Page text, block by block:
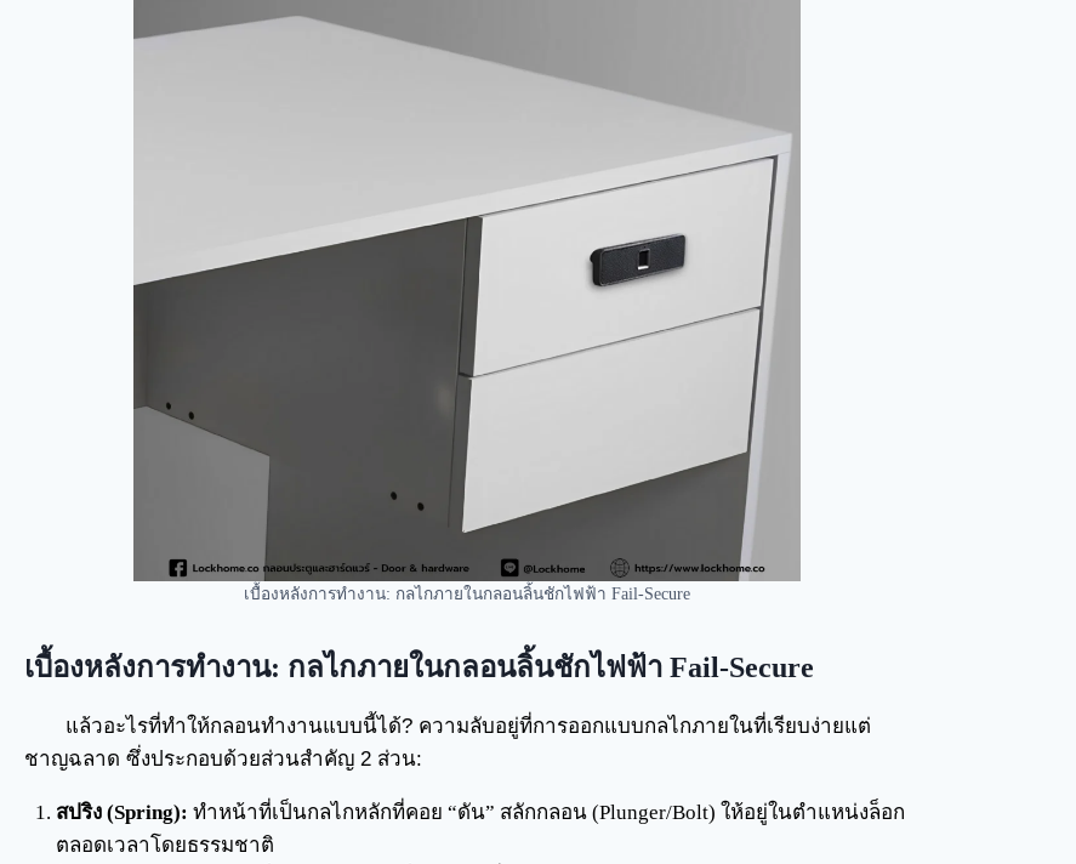
เบื้องหลังการทำงาน: กลไกภายในกลอนลิ้นชักไฟฟ้า Fail-Secure
เบื้องหลังการทำงาน: กลไกภายในกลอนลิ้นชักไฟฟ้า Fail-Secure
แล้วอะไรที่ทำให้กลอนทำงานแบบนี้ได้? ความลับอยู่ที่การออกแบบกลไกภายในที่เรียบง่ายแต่
ชาญฉลาด ซึ่งประกอบด้วยส่วนสำคัญ 2 ส่วน:
สปริง (Spring): ทำหน้าที่เป็นกลไกหลักที่คอย “ดัน” สลักกลอน (Plunger/Bolt) ให้อยู่ในตำแหน่งล็อก
ตลอดเวลาโดยธรรมชาติ